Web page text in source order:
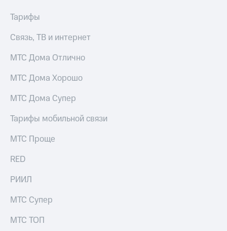
Тарифы
Связь, ТВ и интернет
МТС Дома Отлично
МТС Дома Хорошо
МТС Дома Супер
Тарифы мобильной связи
МТС Проще
RED
РИИЛ
МТС Супер
МТС ТОП